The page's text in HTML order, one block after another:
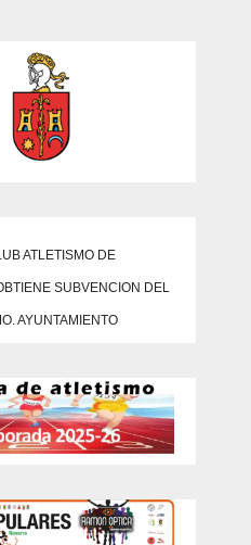
ATLETISMO DE
SUBVENCION DEL
AYUNTAMIENTO